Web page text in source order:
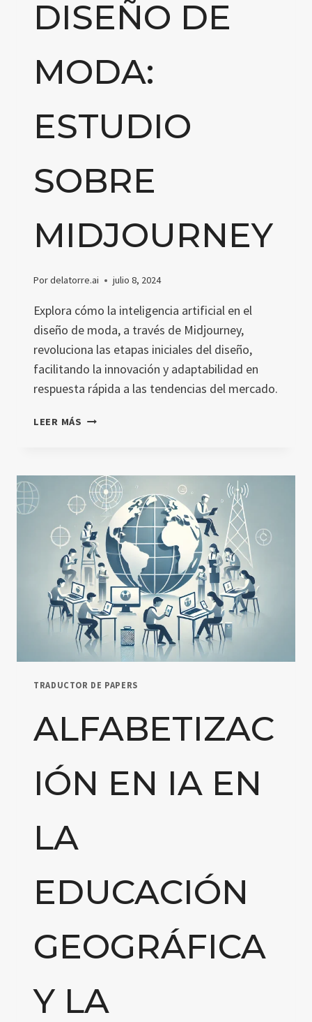
DISEÑO DE
MODA:
ESTUDIO
SOBRE
MIDJOURNEY
Pordelatorre.ai julio 8, 2024
Explora cómo la inteligencia artificial en el
diseño de moda, a través de Midjourney,
revoluciona las etapas iniciales del diseño,
facilitando la innovación y adaptabilidad en
respuesta rápida a las tendencias del mercado.
LEER MÁS INTELIGENCIA
DISEÑO
DE
MODA:
ESTUDIO
SOBRE
MIDJOURNEY
TRADUCTOR DE PAPERS
ALFABETIZAC
IÓN EN IA EN
LA
EDUCACIÓN
GEOGRÁFICA
Y LA